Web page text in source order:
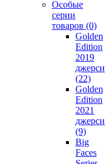
Особые
серии
товаров (0)
Golden
Edition
2019
джерси
(22)
Golden
Edition
2021
джерси
(9)
Big
Faces